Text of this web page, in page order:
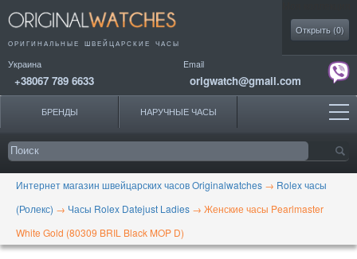
ОРИГИНАЛЬНЫЕ ШВЕЙЦАРСКИЕ ЧАСЫ
Украина
+38067 789 6633
Email
origwatch@gmail.com
Открыть (0)
БРЕНДЫ НАРУЧНЫЕ ЧАСЫ
Интернет магазин швейцарских часов Originalwatches → Rolex часы
(Ролекс) → Часы Rolex Datejust Ladies → Женские часы Pearlmaster
White Gold (80309 BRIL Black MOP D)